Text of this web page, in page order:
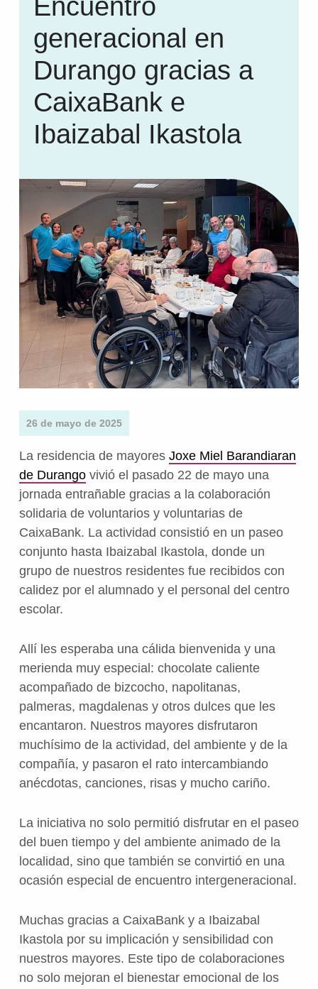
Encuentro
generacional en
Durango gracias a
CaixaBank e
Ibaizabal Ikastola
26 de mayo de 2025
La residencia de mayores Joxe Miel Barandiaran
de Durangovivió el pasado 22 de mayo una
jornada entrañable gracias a la colaboración
solidaria de voluntarios y voluntarias de
CaixaBank. La actividad consistió en un paseo
conjunto hasta Ibaizabal Ikastola, donde un
grupo de nuestros residentes fue recibidos con
calidez por el alumnado y el personal del centro
escolar.
Allí les esperaba una cálida bienvenida y una
merienda muy especial: chocolate caliente
acompañado de bizcocho, napolitanas,
palmeras, magdalenas y otros dulces que les
encantaron. Nuestros mayores disfrutaron
muchísimo de la actividad, del ambiente y de la
compañía, y pasaron el rato intercambiando
anécdotas, canciones, risas y mucho cariño.
La iniciativa no solo permitió disfrutar en el paseo
del buen tiempo y del ambiente animado de la
localidad, sino que también se convirtió en una
ocasión especial de encuentro intergeneracional.
Muchas gracias a CaixaBank y a Ibaizabal
Ikastola por su implicación y sensibilidad con
nuestros mayores. Este tipo de colaboraciones
no solo mejoran el bienestar emocional de los